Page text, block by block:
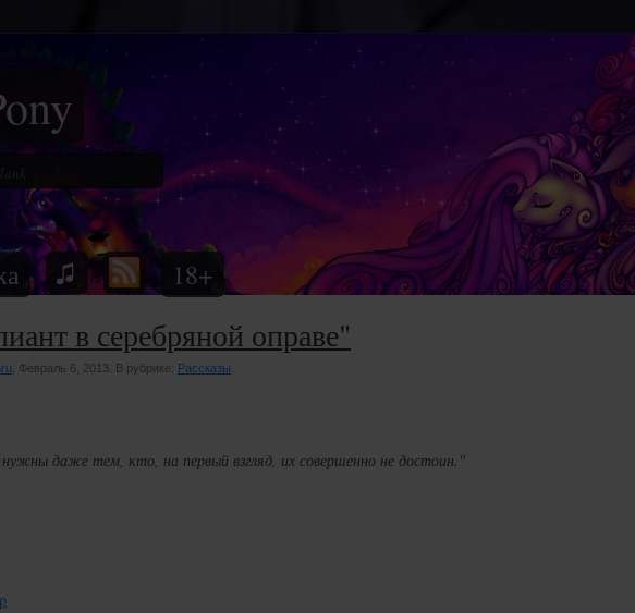
18+
в серебряной оправе"
, Февраль 6, 2013. В рубрике: Рассказы
даже тем, кто, на первый взгляд, их совершенно не достоин."